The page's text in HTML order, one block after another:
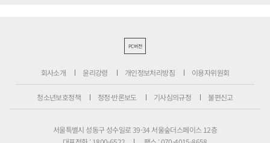
PC버전
회사소개 윤리강령 개인정보처리방침 이용자위원회
청소년보호정책 정정·반론보도 기사심의규정 불편신고
서울특별시 성동구 성수일로 39-34 서울숲더스페이스 12층